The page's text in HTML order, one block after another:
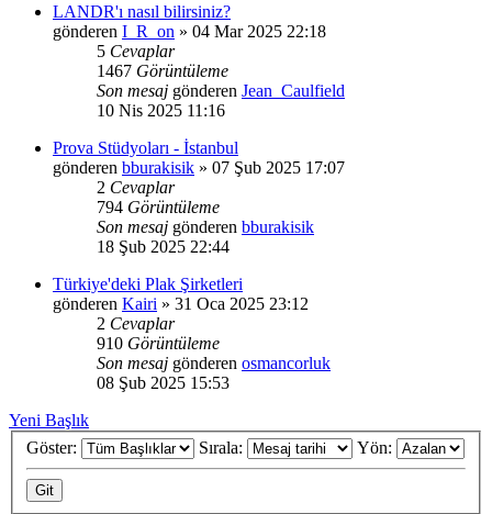
LANDR'ı nasıl bilirsiniz?
gönderen I_R_on » 04 Mar 2025 22:18
5 Cevaplar
1467 Görüntüleme
Son mesaj gönderen Jean_Caulfield
10 Nis 2025 11:16
Prova Stüdyoları - İstanbul
gönderen bburakisik » 07 Şub 2025 17:07
2 Cevaplar
794 Görüntüleme
Son mesaj gönderen bburakisik
18 Şub 2025 22:44
Türkiye'deki Plak Şirketleri
gönderen Kairi » 31 Oca 2025 23:12
2 Cevaplar
910 Görüntüleme
Son mesaj gönderen osmancorluk
08 Şub 2025 15:53
Yeni Başlık
Göster:
Sırala: Yön: